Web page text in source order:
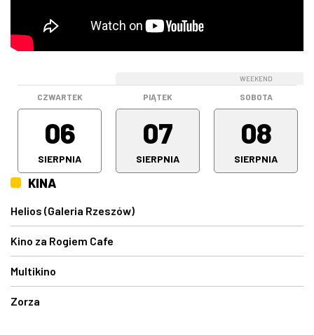
CZWARTEK
06
SIERPNIA
PIĄTEK
07
SIERPNIA
WEEKEND
SOBOTA
08
SIERPNIA
KINA
Helios (Galeria Rzeszów)
Kino za Rogiem Cafe
Multikino
Zorza